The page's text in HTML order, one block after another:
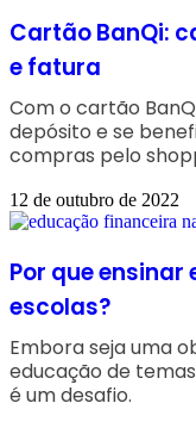
Cartão BanQi:
e fatura
Com o cartão
depósito e se
compras pelo
12 de outubro de 2022
Por que
escolas?
Embora seja uma
educação de
é um desafio.